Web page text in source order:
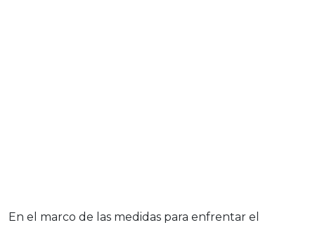
En el marco de las medidas para enfrentar el